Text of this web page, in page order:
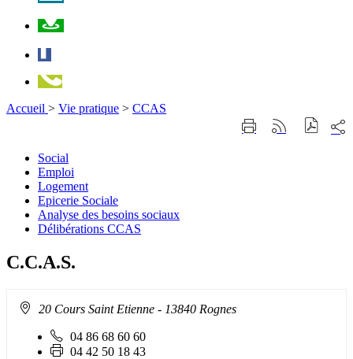
Accueil > Vie pratique > CCAS
ImprimerGénérer
sur
Social
Social
Emploi
Emploi
Logement
Logement
Epicerie
Sociale
Epicerie Sociale
Analyse
des
sociaux
Analyse des besoins sociaux
Délibérations
Délibérations CCAS
C.C.A.S.
Adresse20 Cours Saint Etienne - 13840 Rognes
Téléphone
fixe
04 86 68 60 60
Fax
04 42 50 18 43